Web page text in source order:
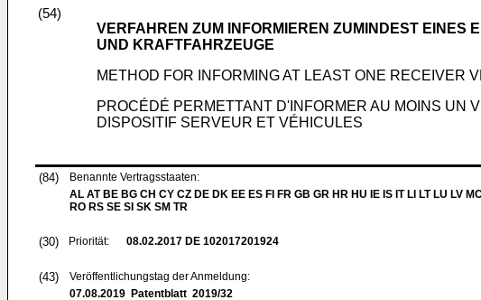
(54)
VERFAHREN ZUM INFORMIEREN ZUMINDEST EINES
UND KRAFTFAHRZEUGE
METHOD FOR INFORMING AT LEAST ONE RECEIVER
PROCÉDÉ PERMETTANT D'INFORMER AU MOINS UN
DISPOSITIF SERVEUR ET VÉHICULES
(84)
Benannte Vertragsstaaten:
AL AT BE BG CH CY CZ DE DK EE ES FI FR GB GR HR HU IE IS IT LI LT LU LV
RO RS SE SI SK SM TR
(30) Priorität: 08.02.2017 DE 102017201924
(43)
Veröffentlichungstag der Anmeldung:
07.08.2019 Patentblatt 2019/32